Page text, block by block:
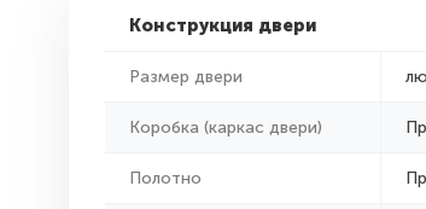
Конструкция двери
Размер двери
Коробка (каркас двери)
Полотно